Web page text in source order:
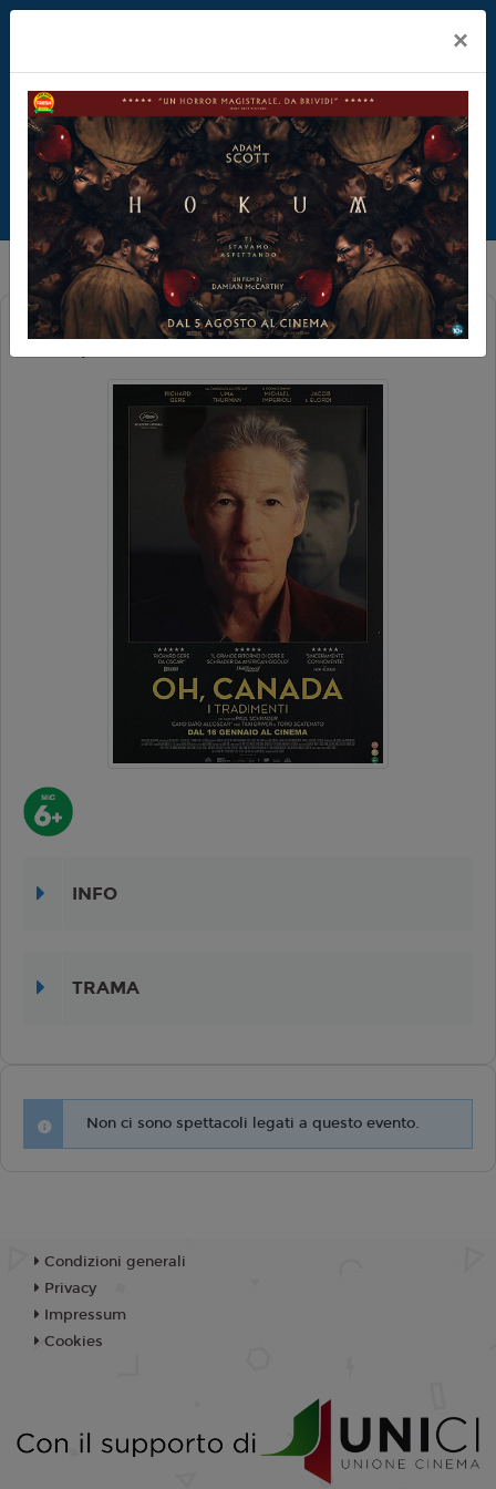
OH, CANADA - I TRADIMENTI
INFO
TRAMA
Non ci sono spettacoli legati a questo evento.
×
Condizioni generali
Privacy
Impressum
Cookies